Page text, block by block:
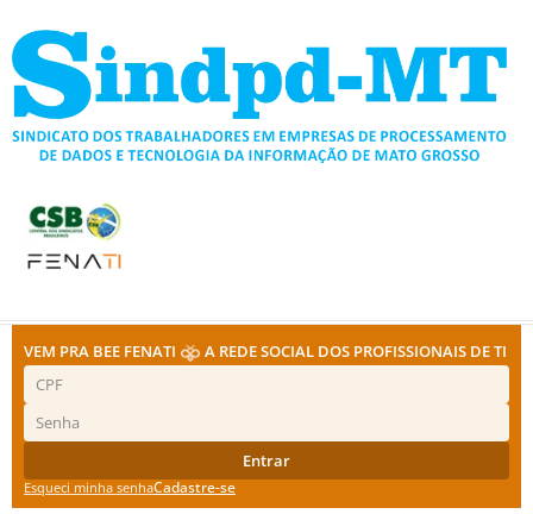
para
conteúdo
VEM PRA BEE FENATI A REDE SOCIAL DOS PROFISSIONAIS DE TI
Entrar
Esqueci minha senhaCadastre-se